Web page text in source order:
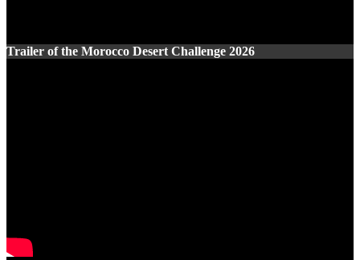
Trailer of the Morocco Desert Challenge 2026